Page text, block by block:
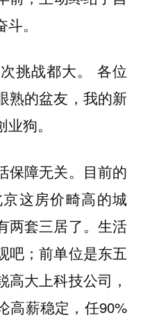
。
挑战都大。 各位
熟的盆友，我的新
狗。
保障无关。目前的
这房价畸高的城
两套三居了。生活
吧；前单位是东五
大上科技公司，
高薪稳定，任90%